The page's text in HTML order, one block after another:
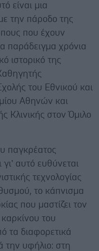
είναι μια
την πάροδο της
που έχουν
παράδειγμα χρόνια
ιστορικό της
του Εθνικού και
Αθηνών και
Κλινικής στον Όμιλο
παγκρέατος
αυτό ευθύνεται
τεχνολογίας
το κάπνισμα
που μαστίζει τον
του
τα διαφορετικά
την υφήλιο: στη